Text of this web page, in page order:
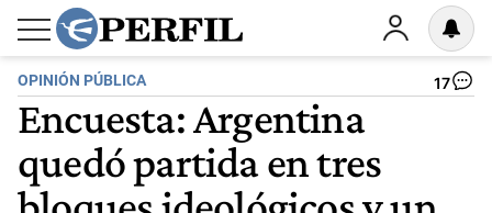
OPINIÓN PÚBLICA 17
Encuesta: Argentina
quedó partida en tres